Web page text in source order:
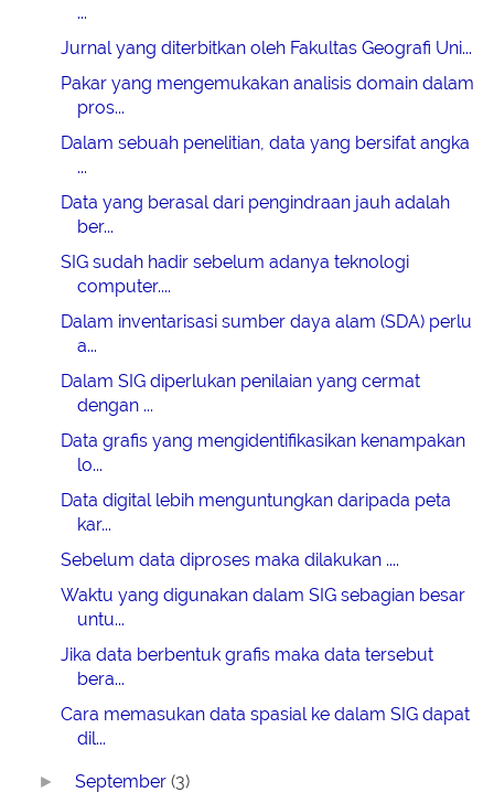
...
Jurnal yang diterbitkan oleh Fakultas Geografi Uni...
Pakar yang mengemukakan analisis domain dalam
pros...
Dalam sebuah penelitian, data yang bersifat angka
...
Data yang berasal dari pengindraan jauh adalah
ber...
SIG sudah hadir sebelum adanya teknologi
computer....
Dalam inventarisasi sumber daya alam (SDA) perlu
a...
Dalam SIG diperlukan penilaian yang cermat
dengan ...
Data grafis yang mengidentifikasikan kenampakan
lo...
Data digital lebih menguntungkan daripada peta
kar...
Sebelum data diproses maka dilakukan ....
Waktu yang digunakan dalam SIG sebagian besar
untu...
Jika data berbentuk grafis maka data tersebut
bera...
Cara memasukan data spasial ke dalam SIG dapat
dil...
► September(3)